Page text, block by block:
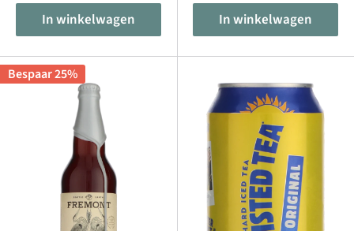
In winkelwagen In winkelwagen
Bespaar 25%